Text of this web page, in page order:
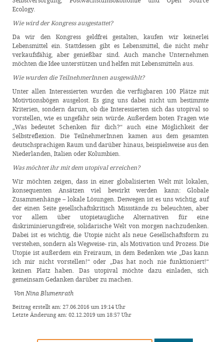
Ecology.
Wie wird der Kongress ausgestattet?
Da wir den Kongress geldfrei gestalten, kaufen wir keinerlei
Lebensmittel ein. Stattdessen gibt es Lebensmittel, die nicht mehr
verkaufsfähig, aber genießbar sind. Auch manche Unternehmen
möchten die Idee unterstützen und helfen mit Lebensmitteln aus.
Wie wurden die TeilnehmerInnen ausgewählt?
Unter allen Interessierten wurden die verfügbaren 100 Plätze mit
Motivtionsbögen ausgelost. Es ging uns dabei nicht um bestimmte
Kriterien, sondern darum, ob die Interessierten sich das utopival so
vorstellen, wie es ungefähr sein würde. Außerdem boten Fragen wie
„Was bedeutet Schenken für dich?“ auch eine Möglichkeit der
Selbstreflexion. Die TeilnehmerInnen kamen aus dem gesamten
deutschsprachigen Raum und darüber hinaus, beispielsweise aus den
Niederlanden, Italien oder Kolumbien.
Was möchtet ihr mit dem utopival erreichen?
Wir möchten zeigen, dass in einer globalisierten Welt mit lokalen,
konsequenten Ansätzen viel bewirkt werden kann: Globale
Zusammenhänge – lokale Lösungen. Deswegen ist es uns wichtig, auf
der einen Seite gesellschaftskritisch Missstände zu beleuchten, aber
vor allem über utopietaugliche Alternativen für eine
diskriminierungsfreie, solidarische Welt von morgen nachzudenken.
Dabei ist es wichtig, die Utopie nicht als neue Gesellschaftsform zu
verstehen, sondern als Wegweise- rin, als Motivation und Prozess. Die
Utopie ist außerdem ein Freiraum, in dem Bedenken wie „Das kann
ich mir nicht vorstellen!“ oder „Das hat noch nie funktioniert!“
keinen Platz haben. Das utopival möchte dazu einladen, sich
gemeinsam Gedanken darüber zu machen.
Von Nina Blumenrath
Beitrag erstellt am: 27.06.2016 um 19:14 Uhr
Letzte Änderung am: 02.12.2019 um 18:57 Uhr